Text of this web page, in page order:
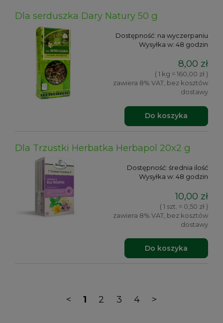
Dla serduszka Dary Natury 50 g
Dostępność: na wyczerpaniu
Wysyłka w: 48 godzin
8,00 zł
( 1 kg = 160,00 zł )
zawiera 8% VAT, bez kosztów
dostawy
Do koszyka
Dla Trzustki Herbatka Herbapol 20x2 g
Dostępność: średnia ilość
Wysyłka w: 48 godzin
10,00 zł
( 1 szt. = 0,50 zł )
zawiera 8% VAT, bez kosztów
dostawy
Do koszyka
< 1 2 3 4 >